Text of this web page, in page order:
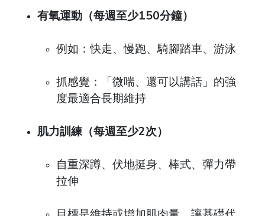
有氧運動（每週至少150分鐘）
例如：快走、慢跑、騎腳踏車、游泳
抓感覺：「微喘、還可以講話」的強
度最適合長期維持
肌力訓練（每週至少2次）
自重深蹲、伏地挺身、棒式、彈力帶
拉伸